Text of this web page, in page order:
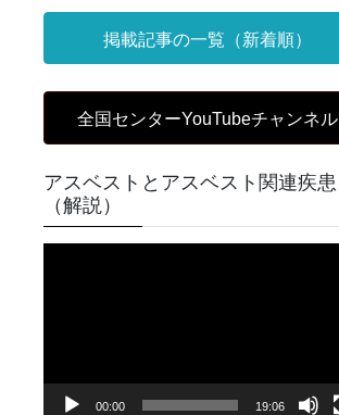
掲載記事の一覧（新着順）
全国センターYouTubeチャンネル
アスベストとアスベスト関連疾患
（解説）
ヤ
00:00 19:06